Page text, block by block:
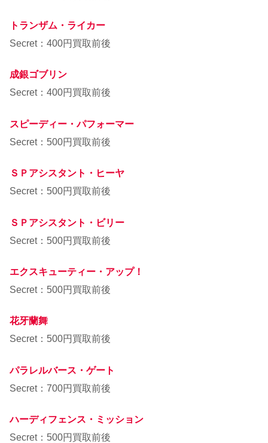
トランザム・ライカー
Secret：400円買取前後
成銀ゴブリン
Secret：400円買取前後
スピーディー・パフォーマー
Secret：500円買取前後
ＳＰアシスタント・ヒーヤ
Secret：500円買取前後
ＳＰアシスタント・ビリー
Secret：500円買取前後
エクスキューティー・アップ！
Secret：500円買取前後
花牙蘭舞
Secret：500円買取前後
パラレルバース・ゲート
Secret：700円買取前後
ハーディフェンス・ミッション
Secret：500円買取前後